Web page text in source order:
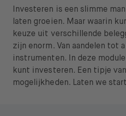
Begrippenlijst
Beleggen in
Leer beleggen
Over ons
Investeren is een slimme
laten groeien. Maar waarin
keuze uit verschillende
zijn enorm. Van aandelen tot
instrumenten. In deze
kunt investeren. Een tipje
mogelijkheden. Laten we